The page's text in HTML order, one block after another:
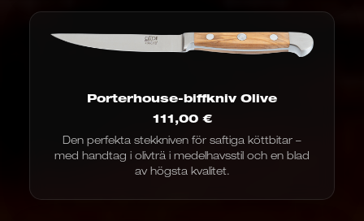
Porterhouse-biffkniv Olive
111,00 €
Den perfekta stekkniven för saftiga köttbitar –
med handtag i olivträ i medelhavsstil och en blad
av högsta kvalitet.